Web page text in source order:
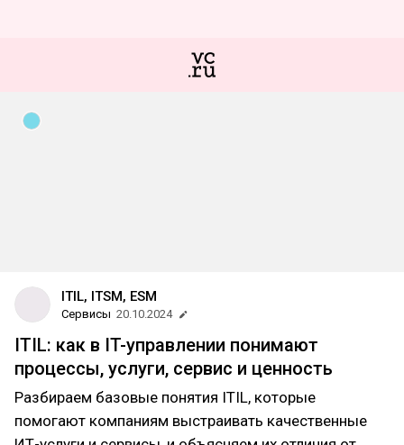
ITIL, ITSM, ESM
Сервисы 20.10.2024
ITIL: как в IT-управлении понимают
процессы, услуги, сервис и ценность
Разбираем базовые понятия ITIL, которые
помогают компаниям выстраивать качественные